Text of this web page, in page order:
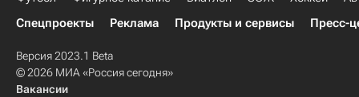
Спецпроекты
Реклама Продукты и сервисы Пресс-
Версия 2023.1 Beta
© 2026 МИА «Россия сегодня»
Вакансии